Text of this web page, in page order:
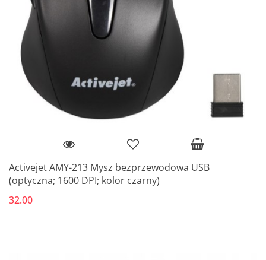
Activejet AMY-213 Mysz bezprzewodowa USB
(optyczna; 1600 DPI; kolor czarny)
32.00